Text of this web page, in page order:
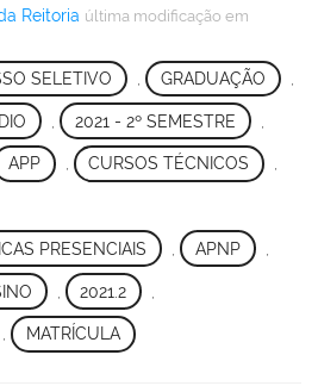
Reitoria última modificação em
SELETIVO GRADUAÇÃO
2021 - 2º SEMESTRE
APP , CURSOS TÉCNICOS ,
PRESENCIAIS APNP
2021.2
, MATRÍCULA